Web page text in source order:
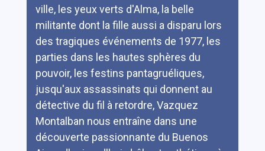
ville, les yeux verts d'Alma, la belle
militante dont la fille aussi a disparu lors
des tragiques événements de 1977, les
parties dans les hautes sphères du
pouvoir, les festins pantagruéliques,
jusqu'aux assassinats qui donnent au
détective du fil à retordre, Vazquez
Montalban nous entraîne dans une
découverte passionnante du Buenos